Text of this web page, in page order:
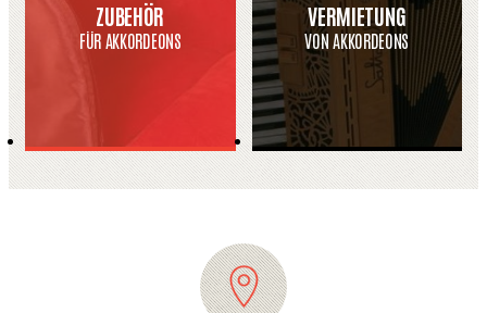
ZUBEHÖR
FÜR AKKORDEONS
VERMIETUNG
VON AKKORDEONS